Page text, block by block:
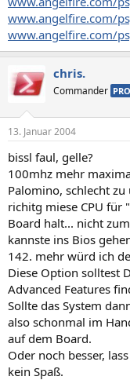
www.angelfire.com/
www.angelfire.com/
chris.
Commander PRO
13. Januar 2004
bissl faul, gelle?
100mhz mehr
Palomino, schlecht
richitg miese CPU für
Board halt... nicht
kannste ins Bios
142. mehr würd ich
Diese Option solltest
Advanced Features
Sollte das System
also schonmal im
auf dem Board.
Oder noch besser,
kein Spaß.